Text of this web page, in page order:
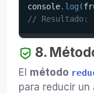
console. log (
// Resultado:
8.
El método
para reducir un